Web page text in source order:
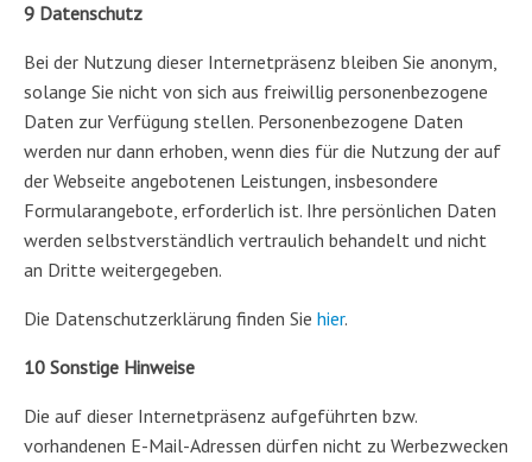
9 Datenschutz
Bei der Nutzung dieser Internetpräsenz bleiben Sie anonym,
solange Sie nicht von sich aus freiwillig personenbezogene
Daten zur Verfügung stellen. Personenbezogene Daten
werden nur dann erhoben, wenn dies für die Nutzung der auf
der Webseite angebotenen Leistungen, insbesondere
Formularangebote, erforderlich ist. Ihre persönlichen Daten
werden selbstverständlich vertraulich behandelt und nicht
an Dritte weitergegeben.
Die Datenschutzerklärung finden Sie hier.
10 Sonstige Hinweise
Die auf dieser Internetpräsenz aufgeführten bzw.
vorhandenen E-Mail-Adressen dürfen nicht zu Werbezwecken